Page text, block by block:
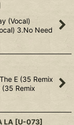
(Vocal)
3.No Need
E (35 Remix
(35 Remix
LA [U-073]